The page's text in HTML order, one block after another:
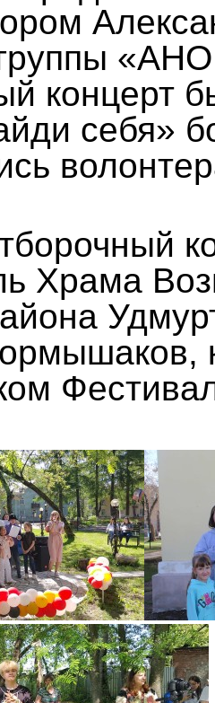
концерт
себя»
Храма